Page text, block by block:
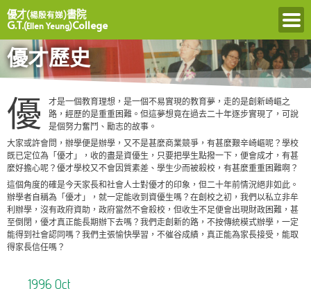
優才(楊殷有娣)書院
G.T.(Ellen Yeung)College
優才歷史
優
才是一個教育理想，是一個不易實現的教育夢，走的是創新崎嶇之
路，經歷的是重重困難。但這夢想竟在過去二十年逐步實現了，可說
是個努力奮鬥、勵志的故事。
大家或許會問，辦學便是辦學，又不是甚麼商業競爭，有甚麼艱辛崎嶇呢？學校
既已定位為「優才」，收的盡是資優生，只要把學生點撥一下，便會成才，有甚
麼好擔心呢？優才學校又不會因質素差、學生少而被殺校，有甚麼重重困難啊？
這個角度的確是今天家長和社會人士對優才的印象，但二十年前情況絕非如此。
辦學者自稱為「優才」，就一定能收到資優生嗎？在創校之初，我們以私立非牟
利辦學，沒有政府資助，政府當然不會殺校，但收生不足便會出現財政困難，甚
至倒閉，優才真正能長期辦下去嗎？我們走創新的路，不按傳統模式辦學，一定
能得到社會認同嗎？我們主張愉快學習，不催谷成績，真正能為家長接受，能取
得家長信任嗎？
1996 Oct